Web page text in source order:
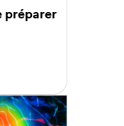
préparer